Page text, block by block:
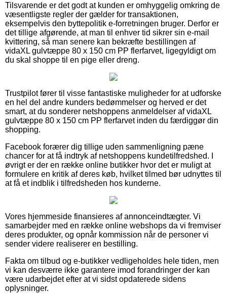
Tilsvarende er det godt at kunden er omhyggelig omkring de
væsentligste regler der gælder for transaktionen,
eksempelvis den byttepolitik e-forretningen bruger. Derfor er
det tillige afgørende, at man til enhver tid sikrer sin e-mail
kvittering, så man senere kan bekræfte bestillingen af
vidaXL gulvtæppe 80 x 150 cm PP flerfarvet, ligegyldigt om
du skal shoppe til en pige eller dreng.
Trustpilot fører til visse fantastiske muligheder for at udforske
en hel del andre kunders bedømmelser og herved er det
smart, at du sonderer netshoppens anmeldelser af vidaXL
gulvtæppe 80 x 150 cm PP flerfarvet inden du færdiggør din
shopping.
Facebook forærer dig tillige uden sammenligning pæne
chancer for at få indtryk af netshoppens kundetilfredshed. I
øvrigt er der en række online butikker hvor det er muligt at
formulere en kritik af deres køb, hvilket tilmed bør udnyttes til
at få et indblik i tilfredsheden hos kunderne.
Vores hjemmeside finansieres af annonceindtægter. Vi
samarbejder med en række online webshops da vi fremviser
deres produkter, og opnår kommission når de personer vi
sender videre realiserer en bestilling.
Fakta om tilbud og e-butikker vedligeholdes hele tiden, men
vi kan desværre ikke garantere imod forandringer der kan
være udarbejdet efter at vi sidst opdaterede sidens
oplysninger.